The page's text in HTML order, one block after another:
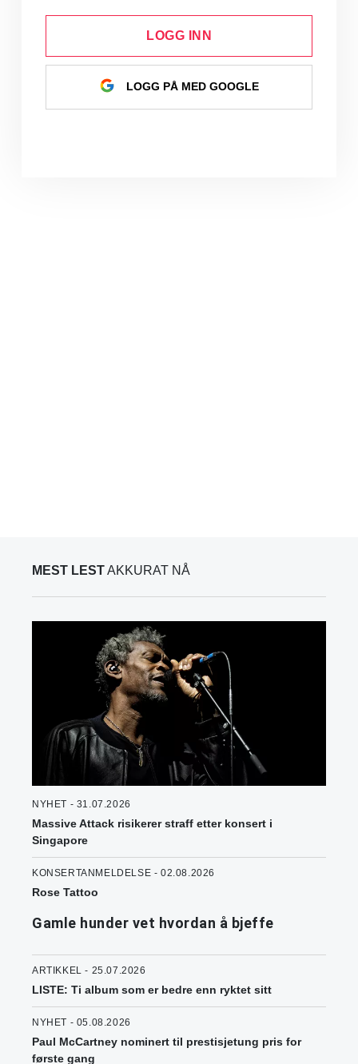
LOGG INN
LOGG PÅ MED GOOGLE
MEST LESTAKKURAT NÅ
NYHET - 31.07.2026
Massive Attack risikerer straff etter konsert i
Singapore
KONSERTANMELDELSE - 02.08.2026
Rose Tattoo
Gamle hunder vet hvordan å bjeffe
ARTIKKEL - 25.07.2026
LISTE: Ti album som er bedre enn ryktet sitt
NYHET - 05.08.2026
Paul McCartney nominert til prestisjetung pris for
første gang